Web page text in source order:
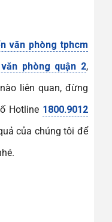
văn phòng tphcm
phòng quận 2,
liên quan, đừng
Hotline 1800.9012
của chúng tôi để